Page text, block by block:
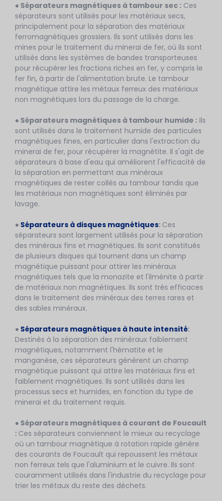
● Séparateurs magnétiques à tambour sec : Ces
séparateurs sont utilisés pour les matériaux secs,
principalement pour la séparation des matériaux
ferromagnétiques grossiers. Ils sont utilisés dans les
mines pour le traitement du minerai de fer, où ils sont
utilisés dans les systèmes de bandes transporteuses
pour récupérer les fractions riches en fer, y compris le
fer fin, à partir de l'alimentation brute. Le tambour
magnétique attire les métaux ferreux des matériaux
non magnétiques lors du passage de la charge.
● Séparateurs magnétiques à tambour humide : Ils
sont utilisés dans le traitement humide des particules
magnétiques fines, en particulier dans l'extraction du
minerai de fer, pour récupérer la magnétite. Il s'agit de
séparateurs à base d'eau qui améliorent l'efficacité de
la séparation en permettant aux minéraux
magnétiques de rester collés au tambour tandis que
les matériaux non magnétiques sont éliminés par
lavage.
● Séparateurs à disques magnétiques: Ces
séparateurs sont largement utilisés pour la séparation
des minéraux fins et magnétiques. Ils sont constitués
de plusieurs disques qui tournent dans un champ
magnétique puissant pour attirer les minéraux
magnétiques tels que la monazite et l'ilménite à partir
de matériaux non magnétiques. Ils sont très efficaces
dans le traitement des minéraux des terres rares et
des sables minéraux.
● Séparateurs magnétiques à haute intensité:
Destinés à la séparation des minéraux faiblement
magnétiques, notamment l'hématite et le
manganèse, ces séparateurs génèrent un champ
magnétique puissant qui attire les matériaux fins et
faiblement magnétiques. Ils sont utilisés dans les
processus secs et humides, en fonction du type de
minerai et du traitement requis.
● Séparateurs magnétiques à courant de Foucault
: Ces séparateurs conviennent le mieux au recyclage
où un tambour magnétique à rotation rapide génère
des courants de Foucault qui repoussent les métaux
non ferreux tels que l'aluminium et le cuivre. Ils sont
couramment utilisés dans l'industrie du recyclage pour
trier les métaux du reste des déchets.